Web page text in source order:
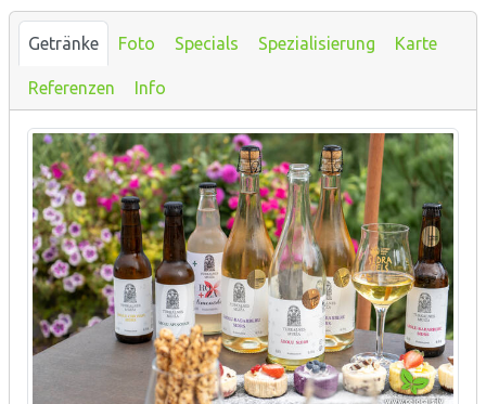
Getränke Foto Specials Spezialisierung Karte
Referenzen Info